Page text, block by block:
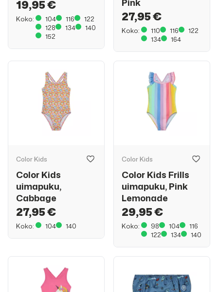
19,95 €
Koko: 104 116
122
128
134
140
152
27,95 €
Koko: 110 116
122
134
164
Color Kids
Color Kids
uimapuku,
Cabbage
27,95 €
Koko: 104 140
Color Kids
Color Kids Frills
uimapuku, Pink
Lemonade
29,95 €
Koko: 98 104
116
122
134 140